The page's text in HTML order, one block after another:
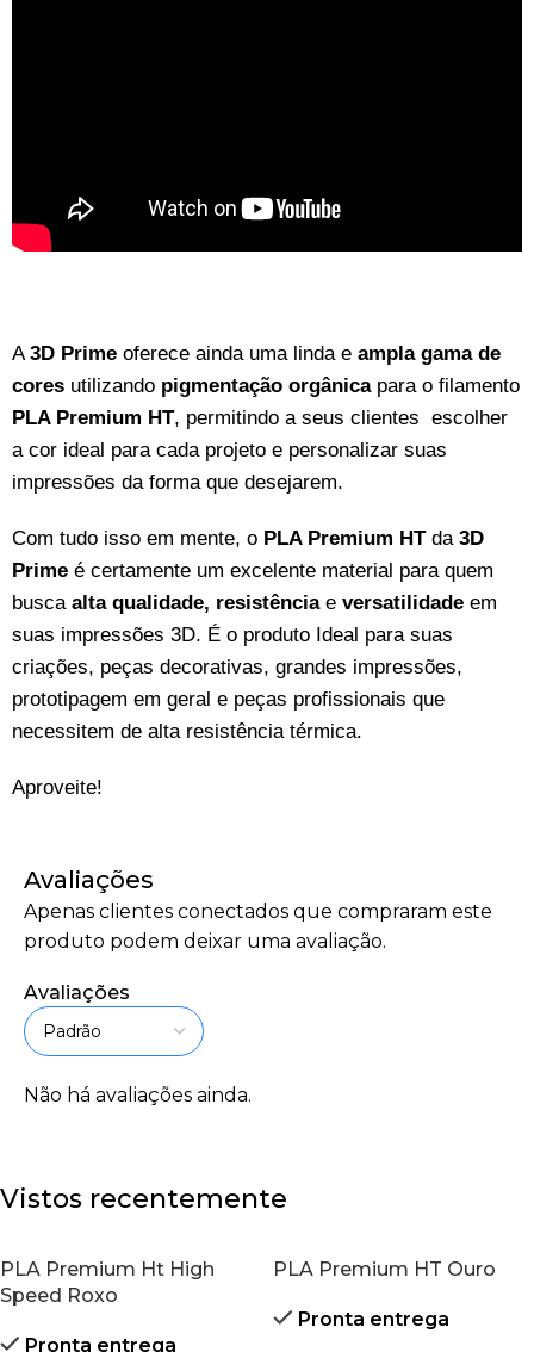
A3D Prime oferece ainda uma linda e ampla gama de
cores utilizando pigmentação orgânicapara o filamento
PLA Premium HT, permitindo a seus clientes escolher
a cor ideal para cada projeto e personalizar suas
impressões da forma que desejarem.
Com tudo isso em mente, o PLA Premium HTda 3D
Prime é certamente um excelente material para quem
busca alta qualidade, resistênciae versatilidade em
suas impressões 3D. É o produto Ideal para suas
criações, peças decorativas, grandes impressões,
prototipagem em geral e peças profissionais que
necessitem de alta resistência térmica.
Aproveite!
Avaliações
Avaliações
Não há avaliações ainda.
Apenas clientes conectados que compraram este
produto podem deixar uma avaliação.
Vistos recentemente
PLA Premium Ht High
Speed Roxo
Pronta entrega
PLA Premium HT Ouro
Pronta entrega